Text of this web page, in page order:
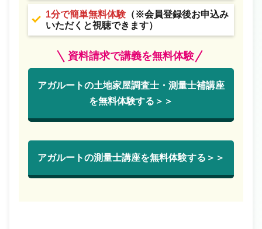
1分で簡単無料体験 （※会員登録後お申込み
いただくと視聴できます）
資料請求で講義を無料体験
アガルートの土地家屋調査士・測量士補講座
を無料体験する＞＞
アガルートの測量士講座を無料体験する＞＞